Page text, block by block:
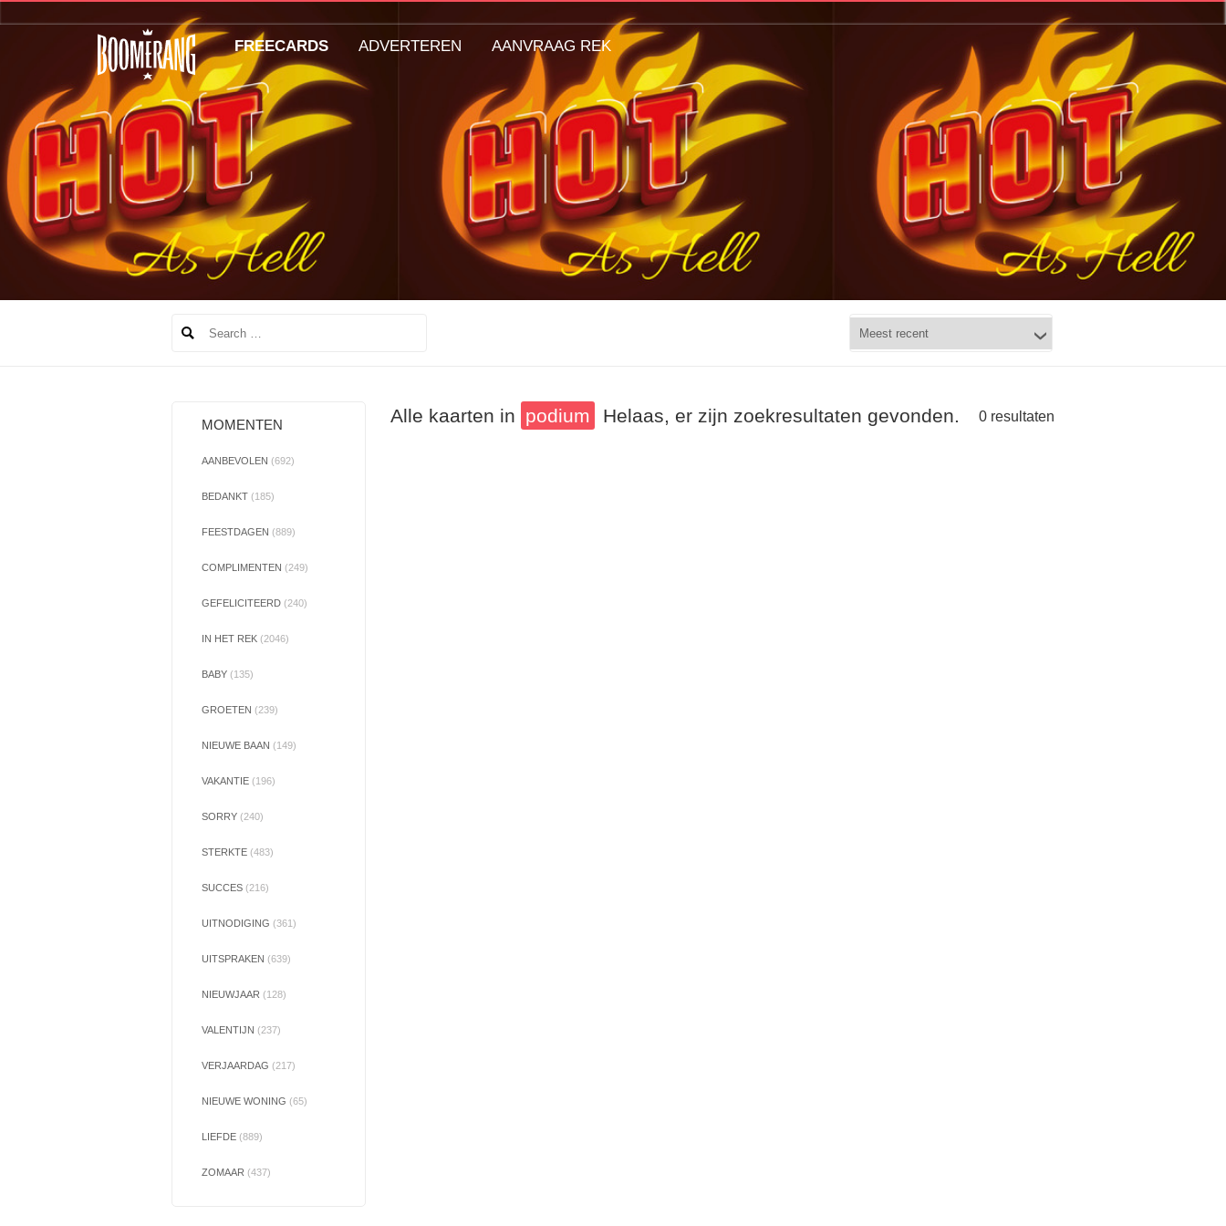
MOMENTEN
AANBEVOLEN (692)
BEDANKT (185)
FEESTDAGEN (889)
COMPLIMENTEN (249)
GEFELICITEERD (240)
IN HET REK (2046)
BABY (135)
GROETEN (239)
NIEUWE BAAN (149)
VAKANTIE (196)
SORRY (240)
STERKTE (483)
SUCCES (216)
UITNODIGING (361)
UITSPRAKEN (639)
NIEUWJAAR (128)
VALENTIJN (237)
VERJAARDAG (217)
NIEUWE WONING (65)
LIEFDE (889)
ZOMAAR (437)
Alle kaarten in podium 0 resultaten
Helaas, er zijn zoekresultaten gevonden.
FREECARDS ADVERTEREN AANVRAAG REK